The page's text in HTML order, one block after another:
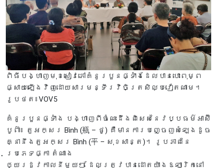
ពិធីបង្ហាញមុខសៀវភៅគំនូរបួនផ្ទាំងដែលបានបោះពុម្ព
ផ្សាយឡើងវិញដោយសារមន្ទីរវិចិត្រសិល្បៈវៀតណាម។
រូបថត៖VOV5
គំនូរបួនផ្ទាំង បង្ហាញពីចំណេះដឹងពិសេសនៃវប្បធម៌អាស៊ី
បូព៌ា៖ តួអក្សរ Bình (瓶 – ថូ) គឺមានការបញ្ចេញសំឡេងដូច
គ្នានឹងតួអក្សរ Bình (平 – សុខសាន្ត)។ រូបភាពនៃ
ប្រភេទផ្កា តំណាង
ឲ្យរដូវកាលនីមួយៗ ដែលត្រូវបានដោតយ៉ាងឱឡារិកនៅ